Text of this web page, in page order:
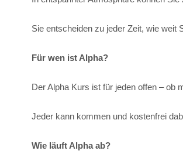
Sie entscheiden zu jeder Zeit, wie
Für wen ist Alpha?
Der Alpha Kurs ist für jeden offen – ob
Jeder kann kommen und kostenfrei
Wie läuft Alpha ab?